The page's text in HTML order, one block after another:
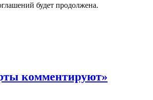
будет продолжена.
комментируют»